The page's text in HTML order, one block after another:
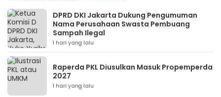
DPRD DKI Jakarta Dukung Pengumuman
Nama Perusahaan Swasta Pembuang
Sampah Ilegal
1 hari yang lalu
Raperda PKL Diusulkan Masuk Propemperda
2027
1 hari yang lalu